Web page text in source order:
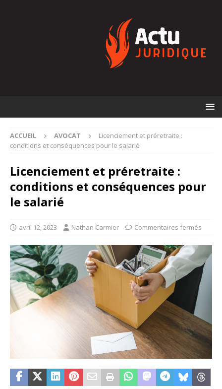
ACCUEIL AVOCAT
Licenciement et préretraite :
conditions et conséquences pour le salarié
Licenciement et préretraite :
conditions et conséquences pour
le salarié
avril 12, 2023 Nathan Carmier Commentaires fermés